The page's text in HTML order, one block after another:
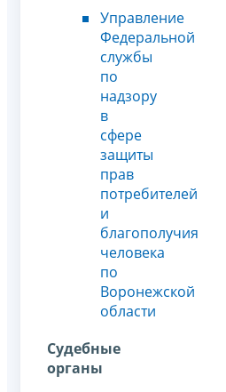
Управление
Федеральной
службы
по
надзору
в
сфере
защиты
прав
потребителей
и
благополучия
человека
по
Воронежской
области
Судебные
органы